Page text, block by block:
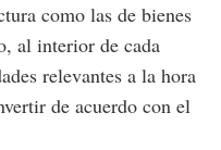
como las de bienes
al interior de cada
relevantes a la hora
de acuerdo con el